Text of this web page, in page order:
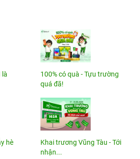
là
100% có quà - Tựu trường
quá đã!
hè
Khai trương Vũng Tàu - Tới
nhận...